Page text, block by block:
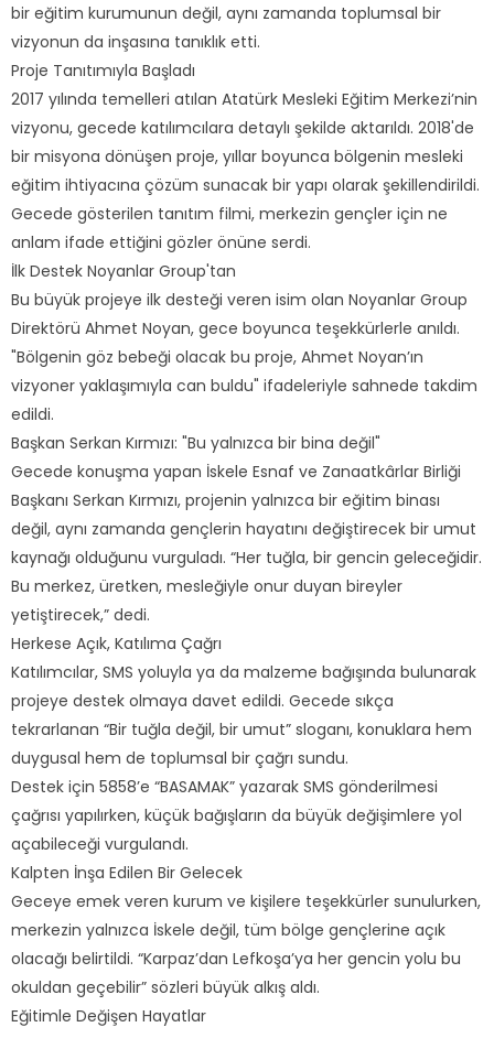
bir eğitim kurumunun değil, aynı zamanda toplumsal bir
vizyonun da inşasına tanıklık etti.
Proje Tanıtımıyla Başladı
2017 yılında temelleri atılan Atatürk Mesleki Eğitim Merkezi’nin
vizyonu, gecede katılımcılara detaylı şekilde aktarıldı. 2018'de
bir misyona dönüşen proje, yıllar boyunca bölgenin mesleki
eğitim ihtiyacına çözüm sunacak bir yapı olarak şekillendirildi.
Gecede gösterilen tanıtım filmi, merkezin gençler için ne
anlam ifade ettiğini gözler önüne serdi.
İlk Destek Noyanlar Group'tan
Bu büyük projeye ilk desteği veren isim olan Noyanlar Group
Direktörü Ahmet Noyan, gece boyunca teşekkürlerle anıldı.
"Bölgenin göz bebeği olacak bu proje, Ahmet Noyan’ın
vizyoner yaklaşımıyla can buldu" ifadeleriyle sahnede takdim
edildi.
Başkan Serkan Kırmızı: "Bu yalnızca bir bina değil"
Gecede konuşma yapan İskele Esnaf ve Zanaatkârlar Birliği
Başkanı Serkan Kırmızı, projenin yalnızca bir eğitim binası
değil, aynı zamanda gençlerin hayatını değiştirecek bir umut
kaynağı olduğunu vurguladı. “Her tuğla, bir gencin geleceğidir.
Bu merkez, üretken, mesleğiyle onur duyan bireyler
yetiştirecek,” dedi.
Herkese Açık, Katılıma Çağrı
Katılımcılar, SMS yoluyla ya da malzeme bağışında bulunarak
projeye destek olmaya davet edildi. Gecede sıkça
tekrarlanan “Bir tuğla değil, bir umut” sloganı, konuklara hem
duygusal hem de toplumsal bir çağrı sundu.
Destek için 5858’e “BASAMAK” yazarak SMS gönderilmesi
çağrısı yapılırken, küçük bağışların da büyük değişimlere yol
açabileceği vurgulandı.
Kalpten İnşa Edilen Bir Gelecek
Geceye emek veren kurum ve kişilere teşekkürler sunulurken,
merkezin yalnızca İskele değil, tüm bölge gençlerine açık
olacağı belirtildi. “Karpaz’dan Lefkoşa’ya her gencin yolu bu
okuldan geçebilir” sözleri büyük alkış aldı.
Eğitimle Değişen Hayatlar